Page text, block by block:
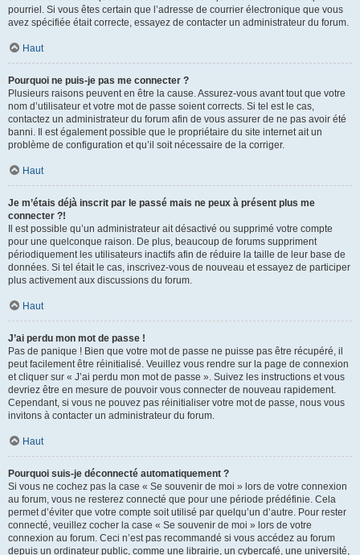
pourriel. Si vous êtes certain que l’adresse de courrier électronique que vous
avez spécifiée était correcte, essayez de contacter un administrateur du forum.
Haut
Pourquoi ne puis-je pas me connecter ?
Plusieurs raisons peuvent en être la cause. Assurez-vous avant tout que votre
nom d’utilisateur et votre mot de passe soient corrects. Si tel est le cas,
contactez un administrateur du forum afin de vous assurer de ne pas avoir été
banni. Il est également possible que le propriétaire du site internet ait un
problème de configuration et qu’il soit nécessaire de la corriger.
Haut
Je m’étais déjà inscrit par le passé mais ne peux à présent plus me
connecter ?!
Il est possible qu’un administrateur ait désactivé ou supprimé votre compte
pour une quelconque raison. De plus, beaucoup de forums suppriment
périodiquement les utilisateurs inactifs afin de réduire la taille de leur base de
données. Si tel était le cas, inscrivez-vous de nouveau et essayez de participer
plus activement aux discussions du forum.
Haut
J’ai perdu mon mot de passe !
Pas de panique ! Bien que votre mot de passe ne puisse pas être récupéré, il
peut facilement être réinitialisé. Veuillez vous rendre sur la page de connexion
et cliquer sur « J’ai perdu mon mot de passe ». Suivez les instructions et vous
devriez être en mesure de pouvoir vous connecter de nouveau rapidement.
Cependant, si vous ne pouvez pas réinitialiser votre mot de passe, nous vous
invitons à contacter un administrateur du forum.
Haut
Pourquoi suis-je déconnecté automatiquement ?
Si vous ne cochez pas la case « Se souvenir de moi » lors de votre connexion
au forum, vous ne resterez connecté que pour une période prédéfinie. Cela
permet d’éviter que votre compte soit utilisé par quelqu’un d’autre. Pour rester
connecté, veuillez cocher la case « Se souvenir de moi » lors de votre
connexion au forum. Ceci n’est pas recommandé si vous accédez au forum
depuis un ordinateur public, comme une librairie, un cybercafé, une université,